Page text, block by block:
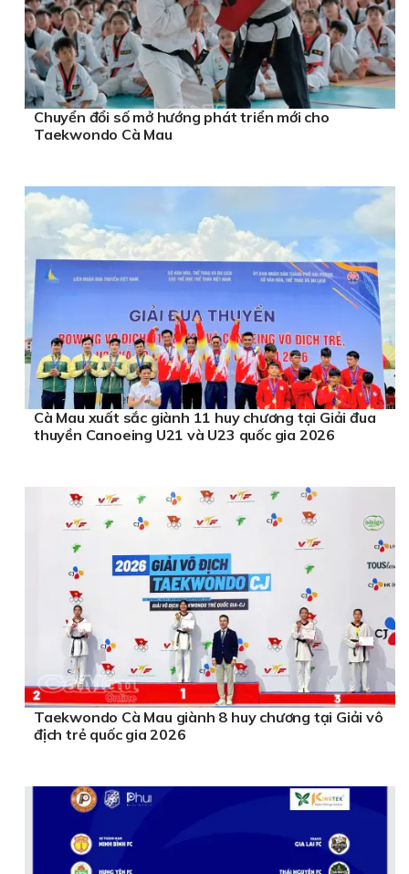
Chuyển đổi số mở hướng phát triển mới cho
Taekwondo Cà Mau
Cà Mau xuất sắc giành 11 huy chương tại Giải đua
thuyền Canoeing U21 và U23 quốc gia 2026
Taekwondo Cà Mau giành 8 huy chương tại Giải vô
địch trẻ quốc gia 2026